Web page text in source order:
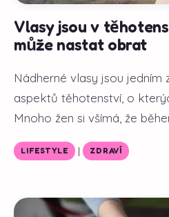
Vlasy jsou v
může nastat obrat
Nádherné vlasy jsou jedním
aspektů těhotenství, o
Mnoho žen si všímá, že
LIFESTYLE | ZDRAVÍ